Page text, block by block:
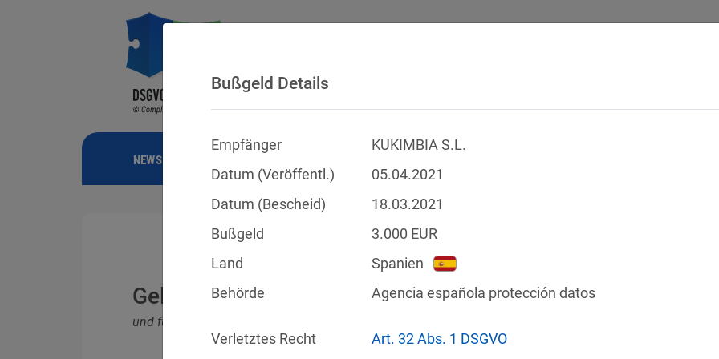
NEWS
Geldbußen für DSGVO-Verstöße
und für Verletzungen anderer Datenschutzgesetze
Nach Land filtern
Bußgeld Details
Empfänger
KUKIMBIA S.L.
Datum (Veröffentl.)
05.04.2021
Datum (Bescheid)
18.03.2021
Bußgeld
3.000 EUR
Land
Spanien
Behörde
Agencia española protección datos
Verletztes Recht Art. 32 Abs. 1 DSGVO